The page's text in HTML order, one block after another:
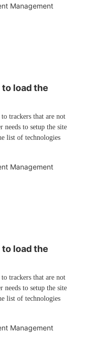
Management
load the
trackers that are not
needs to setup the site
list of technologies
Management
load the
trackers that are not
needs to setup the site
list of technologies
Management